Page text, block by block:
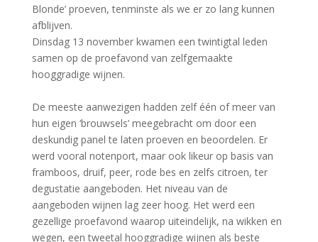
Blonde’ proeven, tenminste als we er zo lang kunnen
afblijven.
Dinsdag 13 november kwamen een twintigtal leden
samen op de proefavond van zelfgemaakte
hooggradige wijnen.
De meeste aanwezigen hadden zelf één of meer van
hun eigen ‘brouwsels’ meegebracht om door een
deskundig panel te laten proeven en beoordelen. Er
werd vooral notenport, maar ook likeur op basis van
framboos, druif, peer, rode bes en zelfs citroen, ter
degustatie aangeboden. Het niveau van de
aangeboden wijnen lag zeer hoog. Het werd een
gezellige proefavond waarop uiteindelijk, na wikken en
wegen, een tweetal hooggradige wijnen als beste